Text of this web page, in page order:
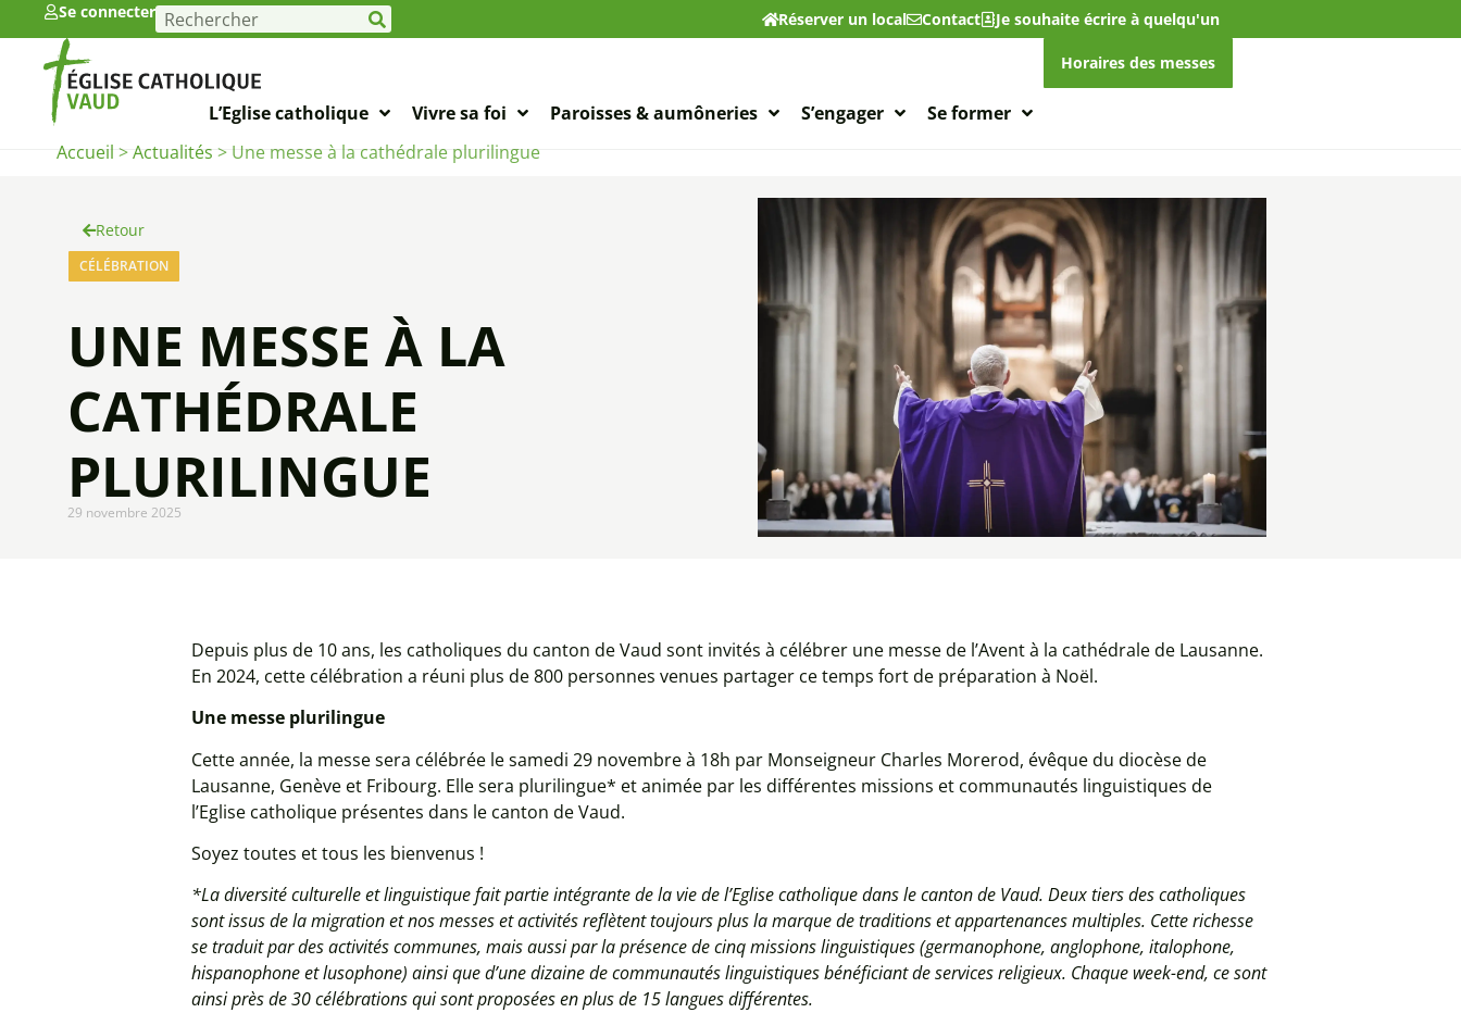
Se connecter Réserver un local Contact Je souhaite écrire à quelqu'un
L’Eglise catholique Vivre sa foi Paroisses & aumôneries S’engager Se former
Horaires des messes
Accueil >Actualités > Une messe à la cathédrale plurilingue
Retour
CÉLÉBRATION
UNE MESSE À LA
CATHÉDRALE
PLURILINGUE
29 novembre 2025
Depuis plus de 10 ans, les catholiques du canton de Vaud sont invités à célébrer une messe de l’Avent à la cathédrale de Lausanne.
En 2024, cette célébration a réuni plus de 800 personnes venues partager ce temps fort de préparation à Noël.
Une messe plurilingue
Cette année, la messe sera célébrée le samedi 29 novembre à 18h par Monseigneur Charles Morerod, évêque du diocèse de
Lausanne, Genève et Fribourg. Elle sera plurilingue* et animée par les différentes missions et communautés linguistiques de
l’Eglise catholique présentes dans le canton de Vaud.
Soyez toutes et tous les bienvenus !
*La diversité culturelle et linguistique fait partie intégrante de la vie de l’Eglise catholique dans le canton de Vaud. Deux tiers des catholiques
sont issus de la migration et nos messes et activités reflètent toujours plus la marque de traditions et appartenances multiples. Cette richesse
se traduit par des activités communes, mais aussi par la présence de cinq missions linguistiques (germanophone, anglophone, italophone,
hispanophone et lusophone) ainsi que d’une dizaine de communautés linguistiques bénéficiant de services religieux. Chaque week-end, ce sont
ainsi près de 30 célébrations qui sont proposées en plus de 15 langues différentes.